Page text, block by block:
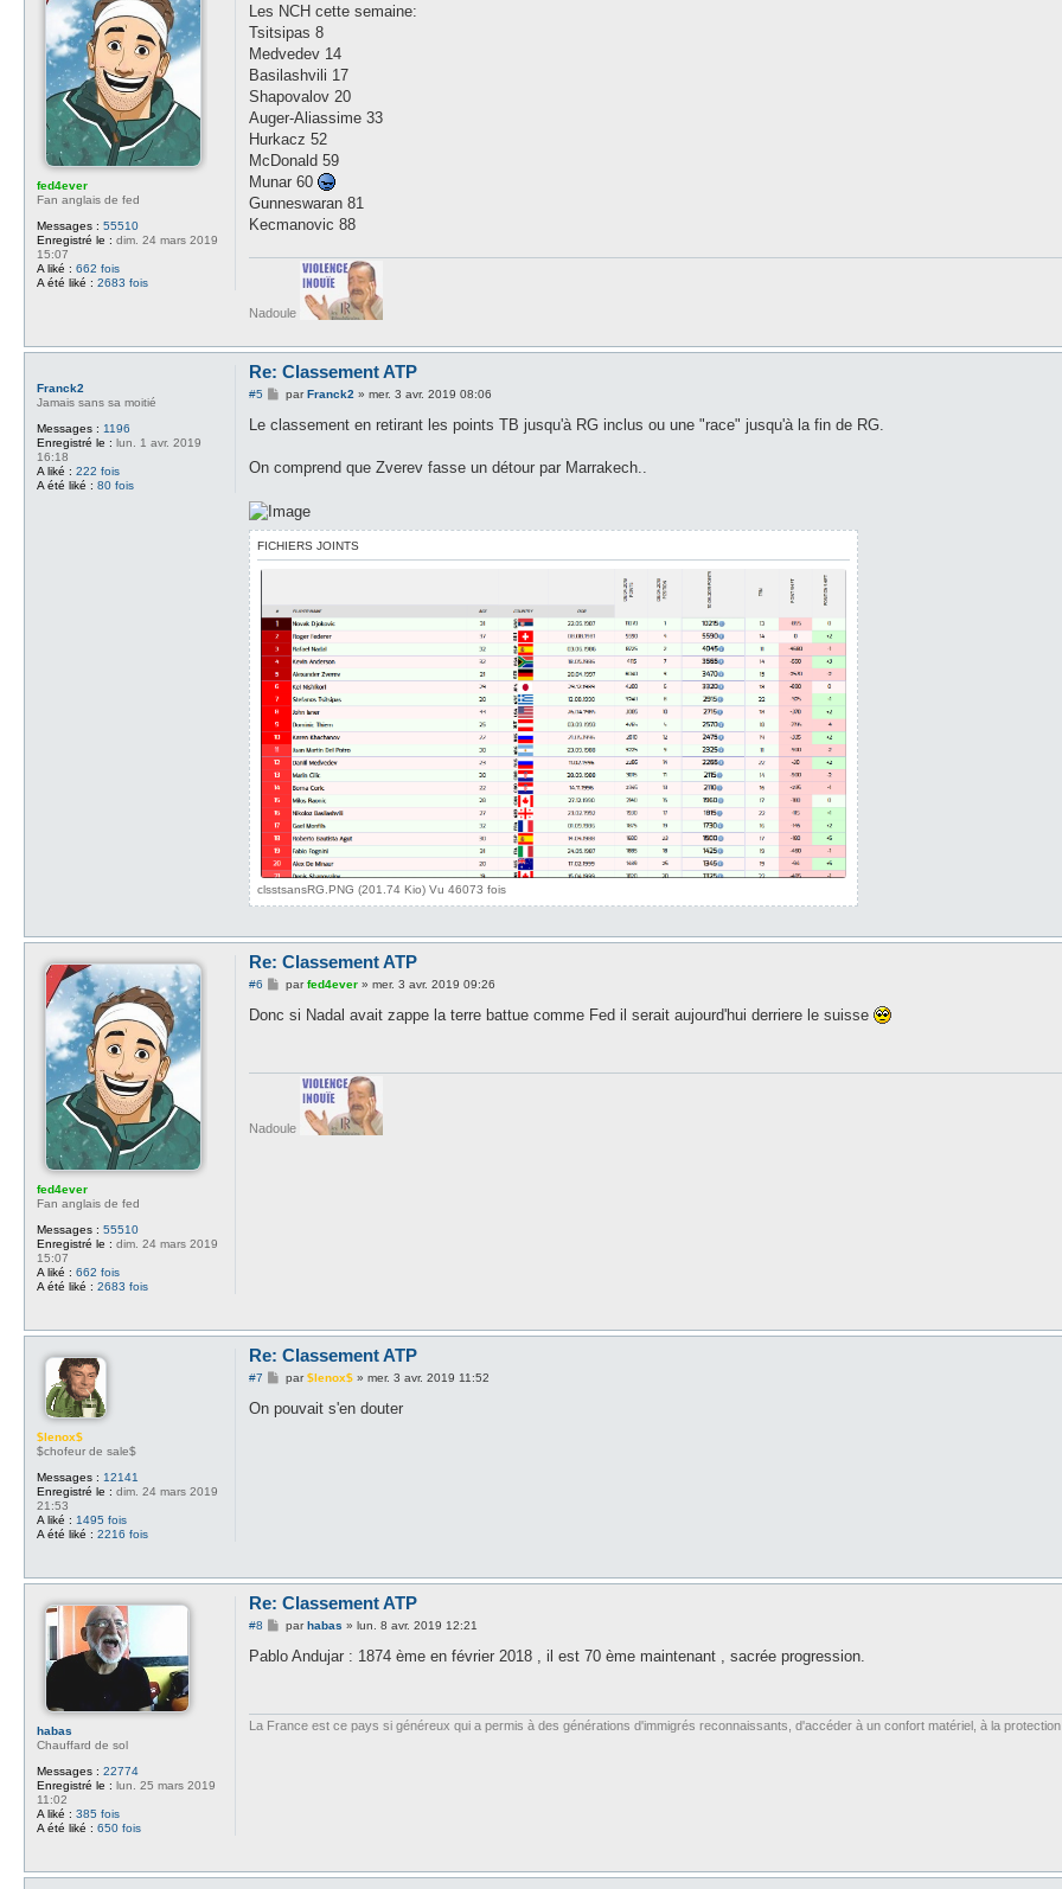
fed4ever
Fan anglais de fed
Messages : 55510
Enregistré le : dim. 24 mars 2019
15:07
A liké : 662 fois
A été liké : 2683 fois
s
a
g
Les NCH cette semaine:
Tsitsipas 8
Medvedev 14
Basilashvili 17
Shapovalov 20
Auger-Aliassime 33
Hurkacz 52
McDonald 59
Munar 60
Gunneswaran 81
Kecmanovic 88
Nadoule
Franck2
Jamais sans sa moitié
Messages : 1196
Enregistré le : lun. 1 avr. 2019
16:18
A liké : 222 fois
A été liké : 80 fois
Re: Classement ATP
#5
M
s
g
par Franck2 »mer. 3 avr. 2019 08:06
Le classement en retirant les points TB jusqu'à RG inclus ou une "race" jusqu'à la fin de RG.
On comprend que Zverev fasse un détour par Marrakech..
FICHIERS JOINTS
clsstsansRG.PNG (201.74 Kio) Vu 46073 fois
fed4ever
Fan anglais de fed
Messages : 55510
Enregistré le : dim. 24 mars 2019
15:07
A liké : 662 fois
A été liké : 2683 fois
Re: Classement ATP
#6
M
s
parfed4ever »mer. 3 avr. 2019 09:26
Donc si Nadal avait zappe la terre battue comme Fed il serait aujourd'hui derriere le suisse
Nadoule
$lenox$
$chofeur de sale$
Messages : 12141
Enregistré le : dim. 24 mars 2019
21:53
A liké : 1495 fois
A été liké : 2216 fois
Re: Classement ATP
#7
M
s
par$lenox$ »mer. 3 avr. 2019 11:52
On pouvait s'en douter
habas
Chauffard de sol
Messages : 22774
Enregistré le : lun. 25 mars 2019
11:02
A liké : 385 fois
A été liké : 650 fois
Re: Classement ATP
#8
M
s
par habas » lun. 8 avr. 2019 12:21
Pablo Andujar : 1874 ème en février 2018 , il est 70 ème maintenant , sacrée progression.
La France est ce pays si généreux qui a permis à des générations d'immigrés reconnaissants, d'accéder à un confort matériel, à la